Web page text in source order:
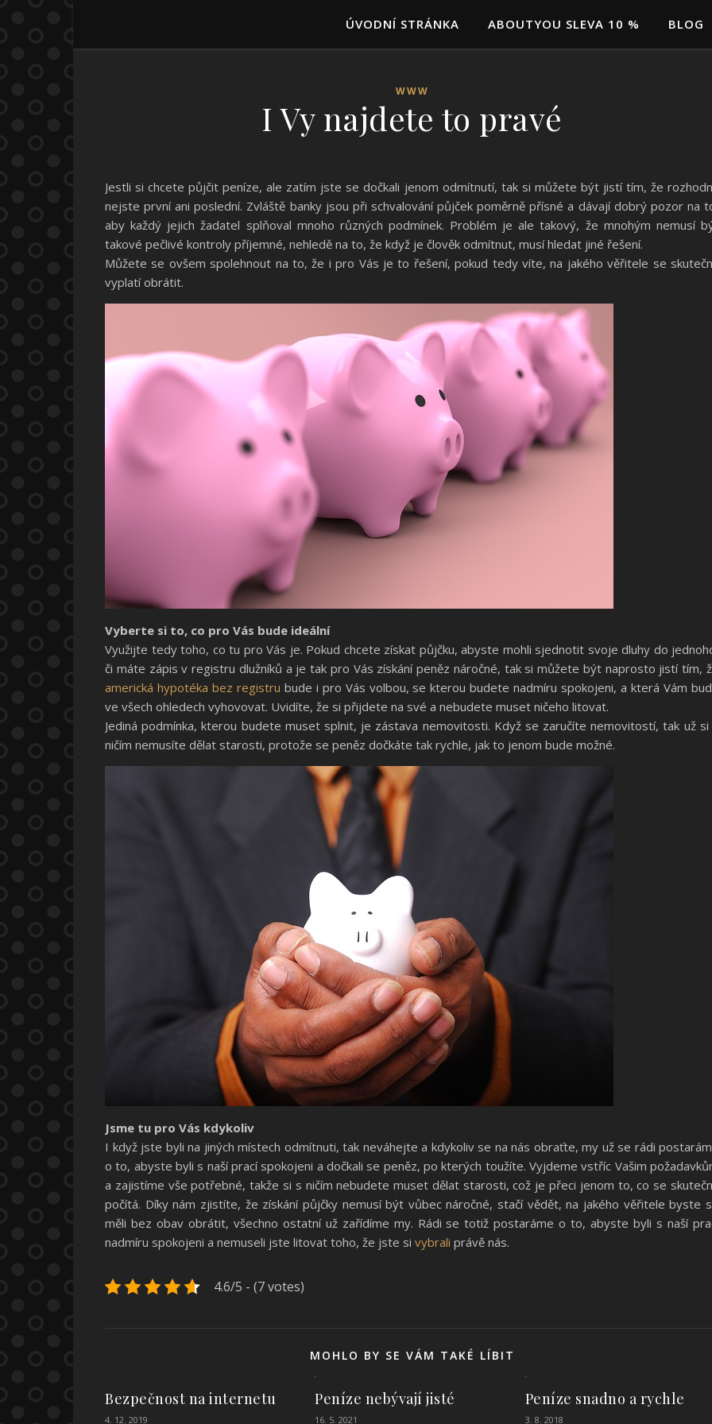
ÚVODNÍ STRÁNKA ABOUTYOU SLEVA 10 % BLOG
WWW
I Vy najdete to pravé
Jestli si chcete půjčit peníze, ale zatím jste se dočkali jenom odmítnutí, tak si můžete být jistí tím, že
nejste první ani poslední. Zvláště banky jsou při schvalování půjček poměrně přísné a dávají dobrý pozor na
aby každý jejich žadatel splňoval mnoho různých podmínek. Problém je ale takový, že mnohým nemusí
takové pečlivé kontroly příjemné, nehledě na to, že když je člověk odmítnut, musí hledat jiné řešení.
Můžete se ovšem spolehnout na to, že i pro Vás je to řešení, pokud tedy víte, na jakého věřitele se
vyplatí obrátit.
Vyberte si to, co pro Vás bude ideální
Využijte tedy toho, co tu pro Vás je. Pokud chcete získat půjčku, abyste mohli sjednotit svoje dluhy do
či máte zápis v registru dlužníků a je tak pro Vás získání peněz náročné, tak si můžete být naprosto jistí tím,
americká hypotéka bez registru bude i pro Vás volbou, se kterou budete nadmíru spokojeni, a která Vám
ve všech ohledech vyhovovat. Uvidíte, že si přijdete na své a nebudete muset ničeho litovat.
Jediná podmínka, kterou budete muset splnit, je zástava nemovitosti. Když se zaručíte nemovitostí, tak už si
ničím nemusíte dělat starosti, protože se peněz dočkáte tak rychle, jak to jenom bude možné.
Jsme tu pro Vás kdykoliv
I když jste byli na jiných místech odmítnuti, tak neváhejte a kdykoliv se na nás obraťte, my už se rádi
o to, abyste byli s naší prací spokojeni a dočkali se peněz, po kterých toužíte. Vyjdeme vstříc Vašim
a zajistíme vše potřebné, takže si s ničím nebudete muset dělat starosti, což je přeci jenom to, co se
počítá. Díky nám zjistíte, že získání půjčky nemusí být vůbec náročné, stačí vědět, na jakého věřitele byste
měli bez obav obrátit, všechno ostatní už zařídíme my. Rádi se totiž postaráme o to, abyste byli s naší
nadmíru spokojeni a nemuseli jste litovat toho, že jste si vybrali právě nás.
4.6/5 - (7 votes)
MOHLO BY SE VÁM TAKÉ LÍBIT
Bezpečnost na internetu
4. 12. 2019
Peníze nebývají jisté
16. 5. 2021
Peníze snadno a rychle
3. 8. 2018